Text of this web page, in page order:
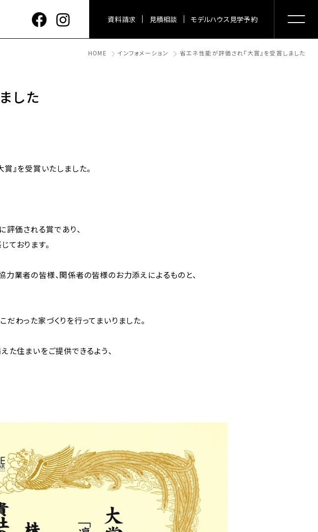
資料請求 見積相談 モデルハウス見学予約
HOME インフォメーション 省エネ性能が評価され『大賞』を受賞しました
した
賞』を受賞いたしました。
価される賞であり、
ております。
業者の皆様、関係者の皆様のお力添えによるものと、
わった家づくりを行ってまいりました。
た住まいをご提供できるよう、